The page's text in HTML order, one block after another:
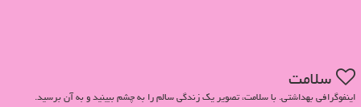
سلامت
اینفوگرافی بهداشتی. با سلامت، تصویر یک زندگی سالم را به چشم ببینید و به آن برسید.